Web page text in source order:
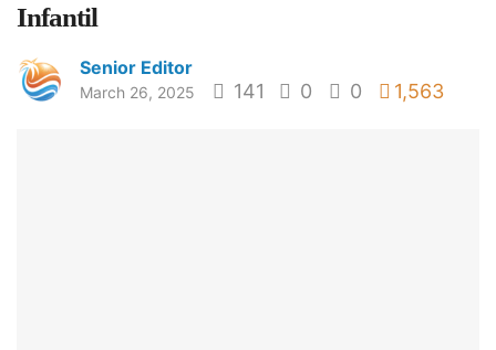
Infantil
Senior Editor
March 26, 2025 141 0 0 1,563